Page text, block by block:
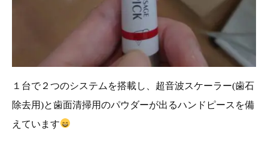
１台で２つのシステムを搭載し、超音波スケーラー(歯石
除去用)と歯面清掃用のパウダーが出るハンドピースを備
えています